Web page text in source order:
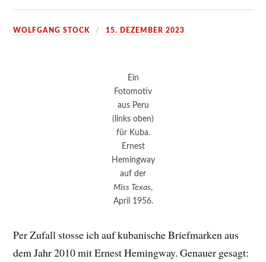
WOLFGANG STOCK 15. DEZEMBER 2023
Ein
Fotomotiv
aus Peru
(links oben)
für Kuba.
Ernest
Hemingway
auf der
Miss Texas,
April 1956.
Per Zufall stosse ich auf kubanische Briefmarken aus
dem Jahr 2010 mit Ernest Hemingway. Genauer gesagt: